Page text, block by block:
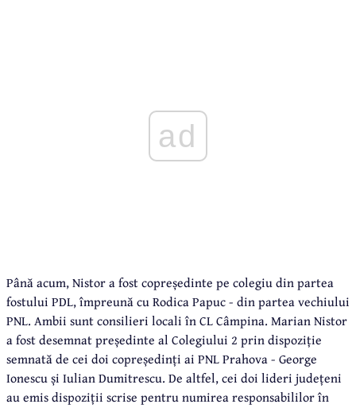
ad
Până acum, Nistor a fost copreședinte pe colegiu din partea
fostului PDL, împreună cu Rodica Papuc - din partea vechiului
PNL. Ambii sunt consilieri locali în CL Câmpina. Marian Nistor
a fost desemnat președinte al Colegiului 2 prin dispoziție
semnată de cei doi copreședinți ai PNL Prahova - George
Ionescu și Iulian Dumitrescu. De altfel, cei doi lideri județeni
au emis dispoziții scrise pentru numirea responsabililor în